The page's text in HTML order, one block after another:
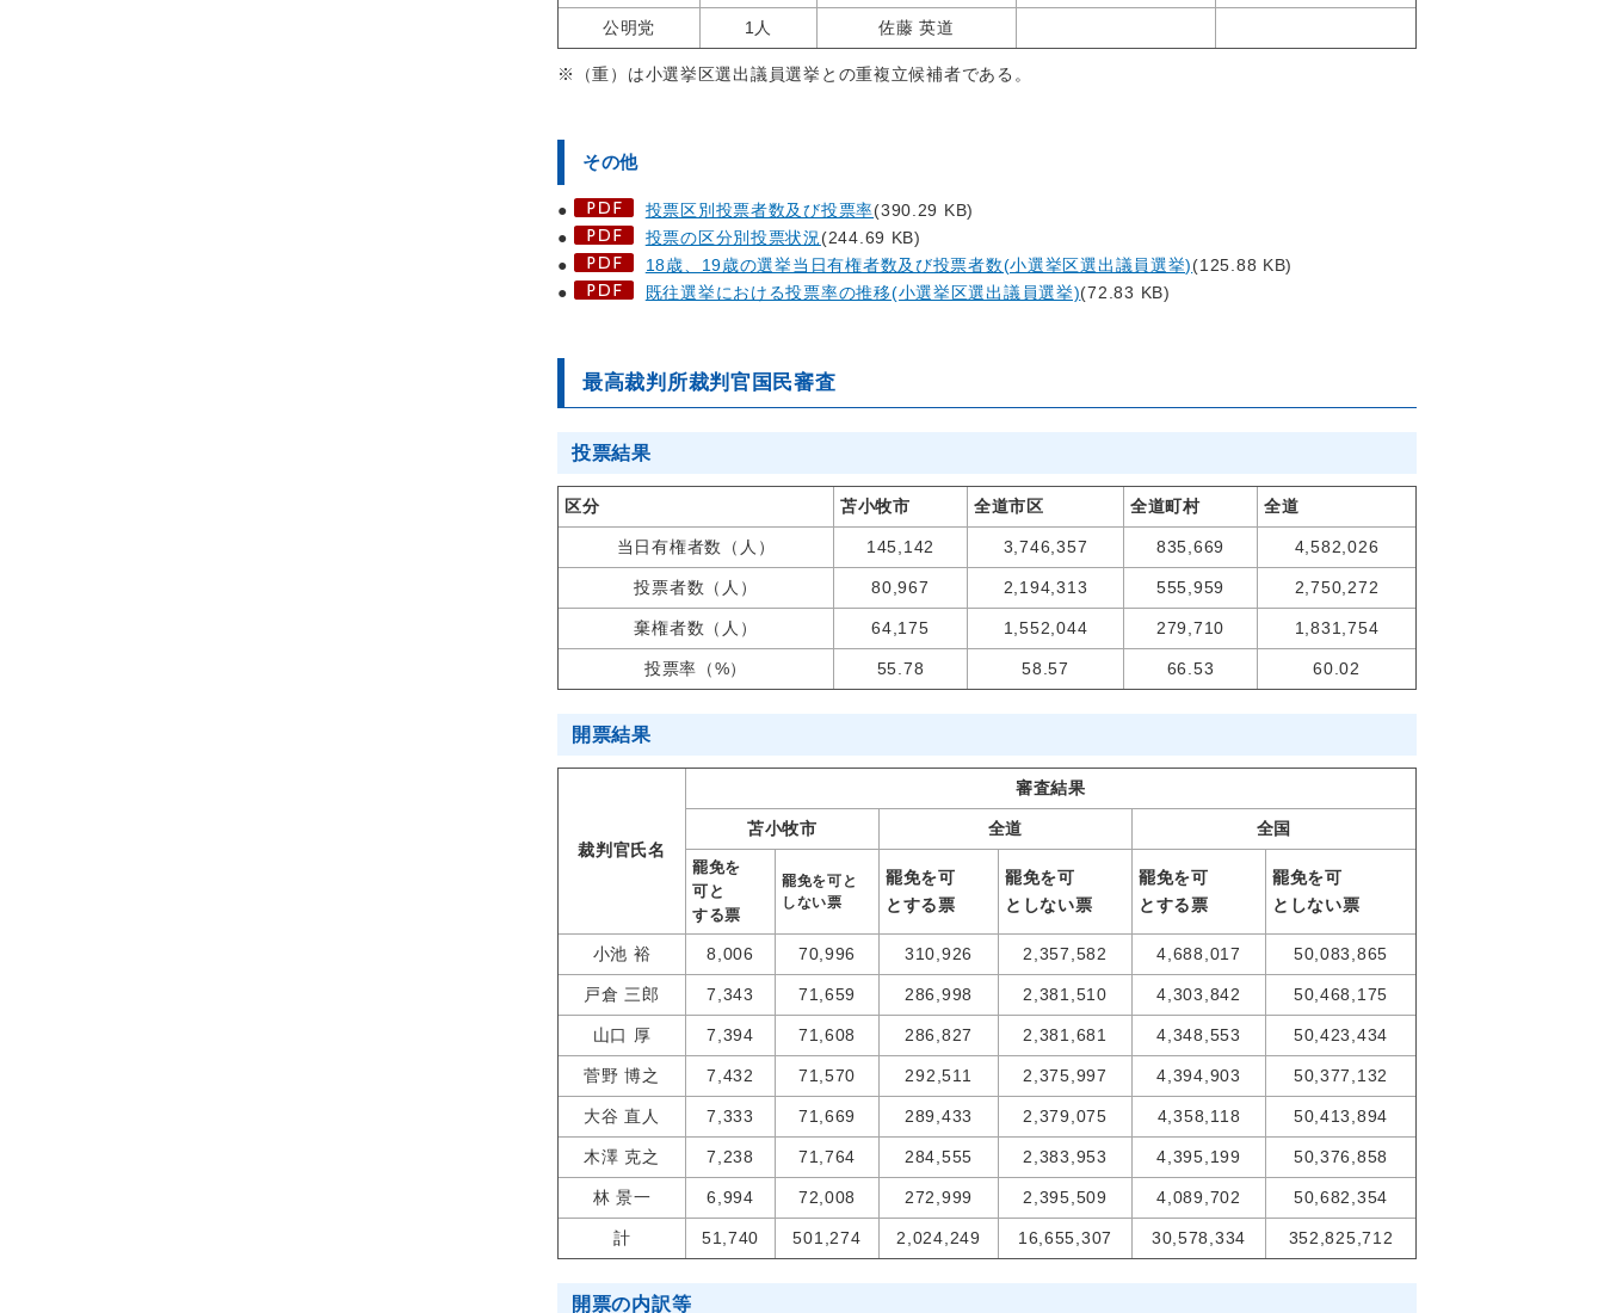
公明党 1人 佐藤 英道
※（重）は小選挙区選出議員選挙との重複立候補者である。
その他
● 投票区別投票者数及び投票率(390.29 KB)
●
投票の区分別投票状況 (244.69 KB)
●
18歳、19歳の選挙当日有権者数及び投票者数(小選挙区選出議員選挙)(125.88 KB)
●
既往選挙における投票率の推移(小選挙区選出議員選挙)(72.83 KB)
最高裁判所裁判官国民審査
投票結果
区分 苫小牧市 全道市区 全道町村 全道
当日有権者数（人） 145,142 3,746,357 835,669 4,582,026
投票者数（人） 80,967 2,194,313 555,959 2,750,272
棄権者数（人） 64,175 1,552,044 279,710 1,831,754
投票率（%） 55.78 58.57 66.53 60.02
開票結果
裁判官氏名
審査結果
苫小牧市 全道 全国
罷免を
可と
する票
罷免を可と
しない票
罷免を可
とする票
罷免を可
と しない票
罷免を可
とする票
罷免を可
としない票
小池 裕 8,006 70,996 310,926 2,357,582 4,688,017 50,083,865
戸倉 三郎 7,343 71,659 286,998 2,381,510 4,303,842 50,468,175
山口 厚 7,394 71,608 286,827 2,381,681 4,348,553 50,423,434
菅野 博之 7,432 71,570 292,511 2,375,997 4,394,903 50,377,132
大谷 直人 7,333 71,669 289,433 2,379,075 4,358,118 50,413,894
木澤 克之 7,238 71,764 284,555 2,383,953 4,395,199 50,376,858
林 景一 6,994 72,008 272,999 2,395,509 4,089,702 50,682,354
計 51,740 501,274 2,024,249 16,655,307 30,578,334 352,825,712
開票の内訳等